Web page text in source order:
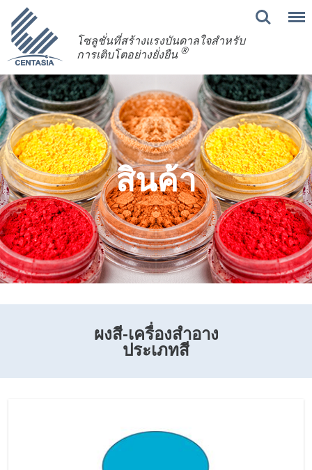
โซลูชั่นที่สร้างแรงบันดาลใจสำหรับ
การเติบโตอย่างยั่งยืน ®
สินค้า
ผงสี-เครื่องสำอาง
ประเภทสี